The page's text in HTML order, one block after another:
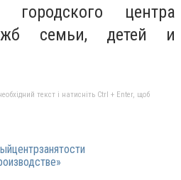
городского центра
семьи, детей и
текст і натисніть Ctrl + Enter, щоб